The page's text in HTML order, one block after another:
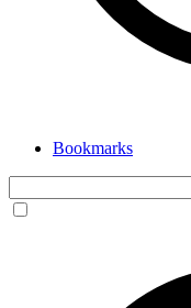
Bookmarks